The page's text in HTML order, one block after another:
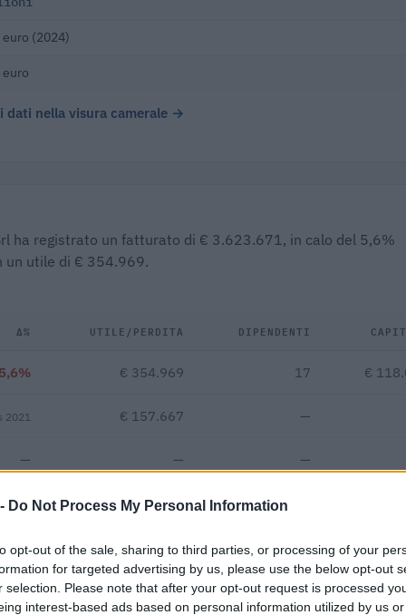
Do Not Process My Personal Information
opt-out of the sale, sharing to third parties, or processing of your
for targeted advertising by us, please use the below opt-out
selection. Please note that after your opt-out request is processed
interest-based ads based on personal information utilized by us
(2024)
dati nella visura camerale →
ha registrato un fatturato di € 3.623.671, in calo del 5,6%
un utile di € 354.969.
Δ% UTILE/PERDITA DIPENDENTI
€ 354.969 17 €
2021 € 157.667 —
— — —
Fatturato per dipendente